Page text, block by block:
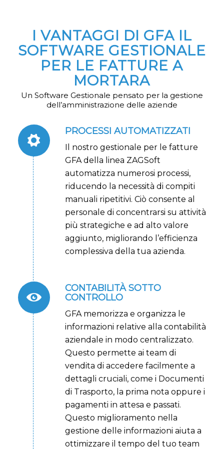
I VANTAGGI DI GFA IL
SOFTWARE GESTIONALE
PER LE FATTURE A
MORTARA
Un Software Gestionale pensato per la gestione
dell’amministrazione delle aziende
PROCESSI AUTOMATIZZATI
Il nostro gestionale per le fatture
GFA della linea ZAGSoft
automatizza numerosi processi,
riducendo la necessità di compiti
manuali ripetitivi. Ciò consente al
personale di concentrarsi su attività
più strategiche e ad alto valore
aggiunto, migliorando l’efficienza
complessiva della tua azienda.
CONTABILITÀ SOTTO
CONTROLLO
GFA memorizza e organizza le
informazioni relative alla contabilità
aziendale in modo centralizzato.
Questo permette ai team di
vendita di accedere facilmente a
dettagli cruciali, come i Documenti
di Trasporto, la prima nota oppure i
pagamenti in attesa e passati.
Questo miglioramento nella
gestione delle informazioni aiuta a
ottimizzare il tempo del tuo team